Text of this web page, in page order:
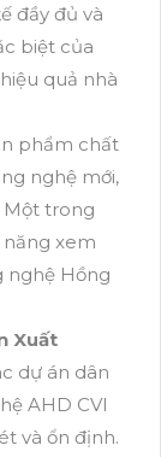
đầy đủ và
biệt của
quả nhà
phẩm chất
nghệ mới,
Một trong
xem
nghệ Hồng
Xuất
dự án dân
AHD CVI
và ổn định.